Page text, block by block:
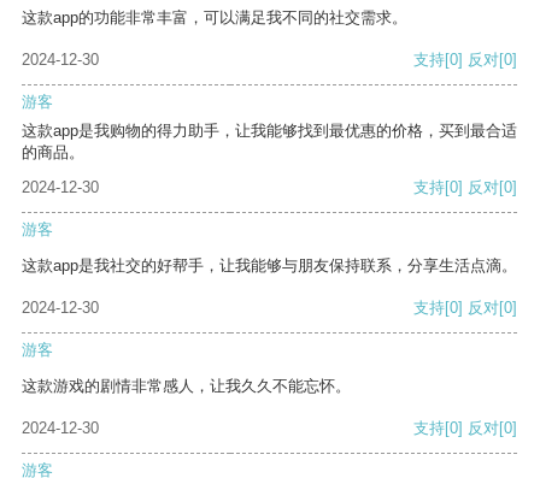
这款app的功能非常丰富，可以满足我不同的社交需求。
2024-12-30 支持[0] 反对[0]
游客
这款app是我购物的得力助手，让我能够找到最优惠的价格，买到最合适
的商品。
2024-12-30
支持[0] 反对[0]
游客
这款app是我社交的好帮手，让我能够与朋友保持联系，分享生活点滴。
2024-12-30 支持[0] 反对[0]
游客
这款游戏的剧情非常感人，让我久久不能忘怀。
2024-12-30 支持[0] 反对[0]
游客